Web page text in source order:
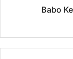
Babo